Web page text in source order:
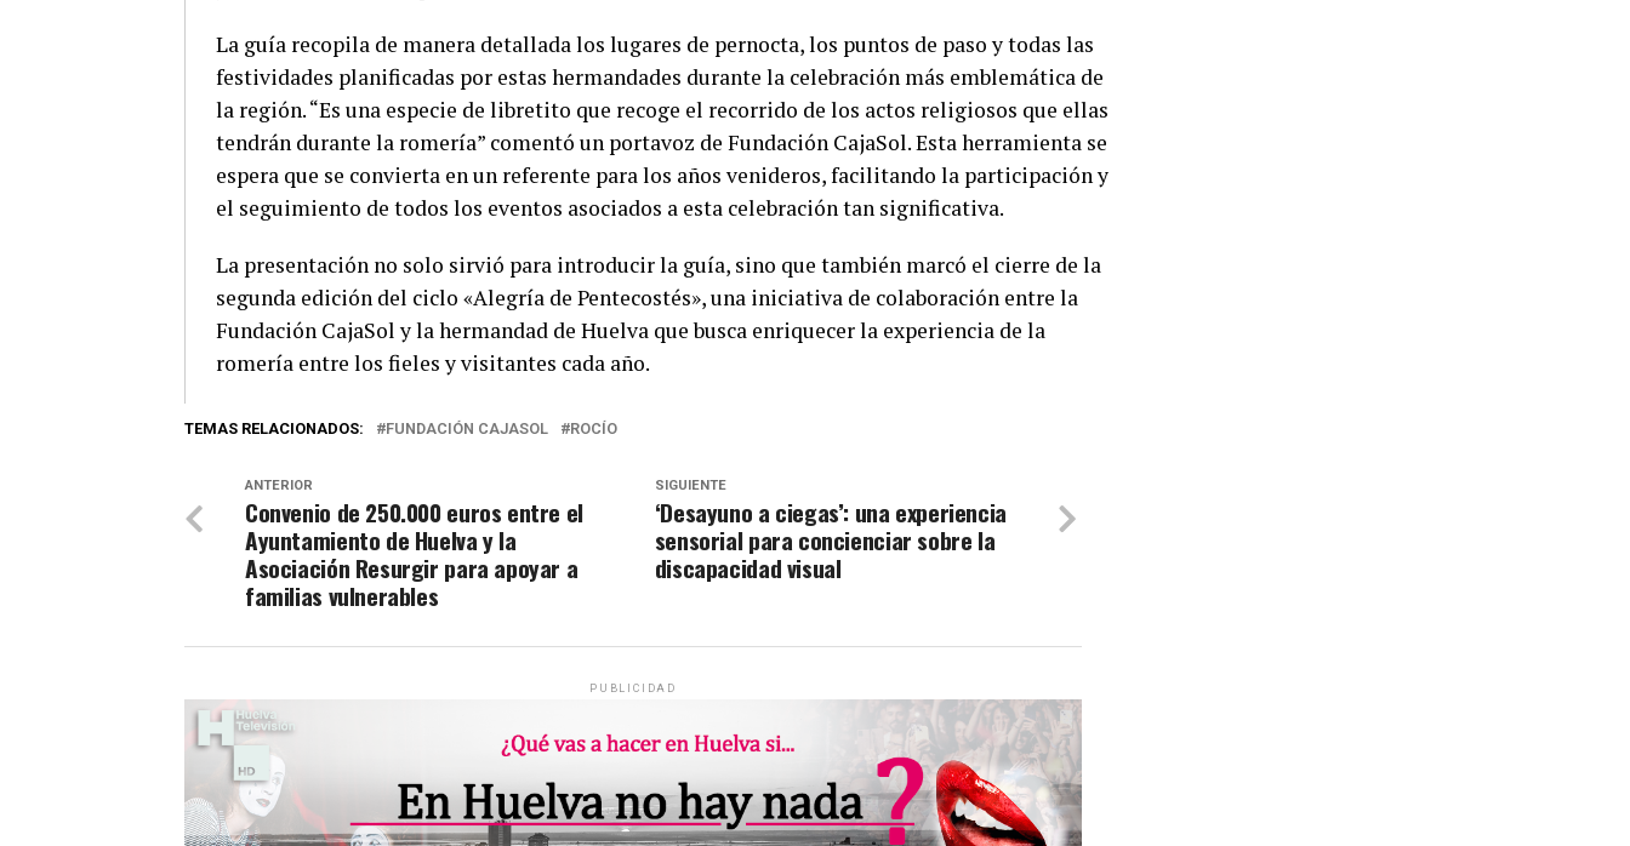
La guía recopila de manera detallada los lugares de pernocta, los puntos de paso y todas las
festividades planificadas por estas hermandades durante la celebración más emblemática de
la región. “Es una especie de libretito que recoge el recorrido de los actos religiosos que ellas
tendrán durante la romería” comentó un portavoz de Fundación CajaSol. Esta herramienta se
espera que se convierta en un referente para los años venideros, facilitando la participación y
el seguimiento de todos los eventos asociados a esta celebración tan significativa.
La presentación no solo sirvió para introducir la guía, sino que también marcó el cierre de la
segunda edición del ciclo «Alegría de Pentecostés», una iniciativa de colaboración entre la
Fundación CajaSol y la hermandad de Huelva que busca enriquecer la experiencia de la
romería entre los fieles y visitantes cada año.
TEMAS RELACIONADOS: FUNDACIÓN CAJASOL ROCÍO
SIGUIENTE
‘Desayuno a ciegas’: una experiencia
sensorial para concienciar sobre la
discapacidad visual
ANTERIOR
Convenio de 250.000 euros entre el
Ayuntamiento de Huelva y la
Asociación Resurgir para apoyar a
familias vulnerables
PUBLICIDAD